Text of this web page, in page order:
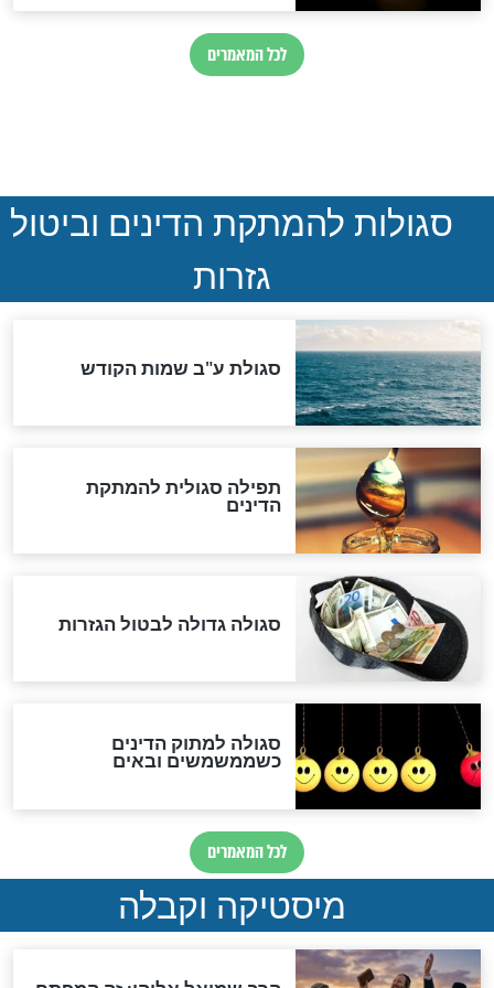
פרק מג’
חדשות יהדות
ההסכם החשאי של טראמפ
ואיראן: בלי שקיפות ועם הרבה
סימני שאלה
המסמך האבוד שנחשף
במרתפי מוסקבה: כתב היד
הנדיר של הרשב"ם התגלה
"מודה לקב"ה על כל השנים"
"נביא בעיר": מכירת המחלה
לגוי והוספת השם חזקיהו
לרפואת הרב דב הכהן קוק